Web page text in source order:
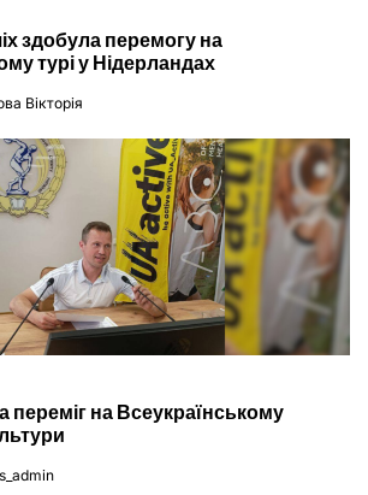
здобула перемогу на
турі у Нідерландах
Вікторія
переміг на Всеукраїнському